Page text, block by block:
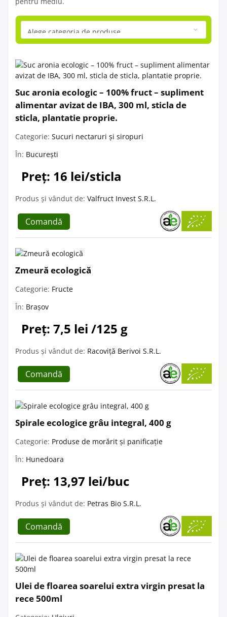
Suc aronia ecologic – 100% fruct – supliment
alimentar avizat de IBA, 300 ml, sticla de
sticla, plantatie proprie.
Categorie: Sucuri nectaruri și siropuri
În: București
Preț: 16 lei/sticla
Produs și vândut de: Valfruct Invest S.R.L.
Comandă
Zmeură ecologică
Categorie: Fructe
În: Brașov
Preț: 7,5 lei /125 g
Produs și vândut de: Racoviță Berivoi S.R.L.
Comandă
Spirale ecologice grâu integral, 400 g
Categorie: Produse de morărit și panificație
În: Hunedoara
Preț: 13,97 lei/buc
Produs și vândut de: Petras Bio S.R.L.
Comandă
Ulei de floarea soarelui extra virgin presat la
rece 500ml